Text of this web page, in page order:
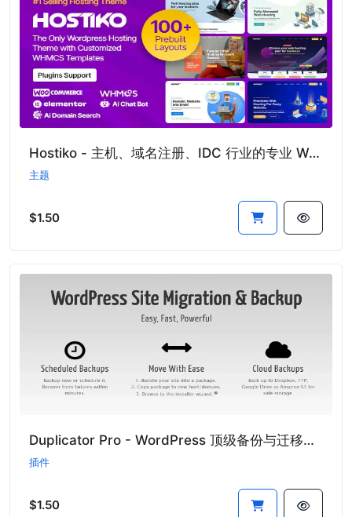
Hostiko - 主机、域名注册、IDC 行业的专业 WordPress + WHMCS 一体化主题
主题
$1.50
Duplicator Pro - WordPress 顶级备份与迁移插件
插件
$1.50